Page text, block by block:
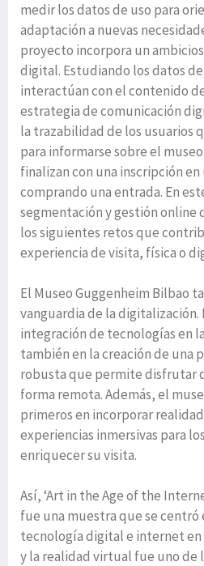
medir los datos de uso para
adaptación a nuevas
proyecto incorpora un
digital. Estudiando los datos
interactúan con el contenido
estrategia de comunicación
la trazabilidad de los usuarios
para informarse sobre el
finalizan con una inscripción
comprando una entrada. En
segmentación y gestión online
los siguientes retos que
experiencia de visita, física o
El Museo Guggenheim Bilbao
vanguardia de la digitalización.
integración de tecnologías en
también en la creación de una
robusta que permite disfrutar
forma remota. Además, el
primeros en incorporar
experiencias inmersivas para
enriquecer su visita.
Así, ‘Art in the Age of the
fue una muestra que se centró
tecnología digital e internet
y la realidad virtual fue uno de